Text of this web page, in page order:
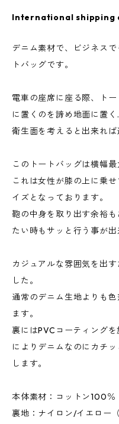
International shipping
デニム素材で、ビジネス
トバッグです。
電車の座席に座る際、ト
に置くのを諦め地面に置く
衛生面を考えると出来れば
このトートバッグは横幅
これは女性が膝の上に乗
イズとなっております。
鞄の中身を取り出す余裕
たい時もサッと行う事が出
カジュアルな雰囲気を出
した。
通常のデニム生地よりも
ます。
裏にはPVCコーティング
によりデニムなのにカチ
します。
本体素材：コットン100％
裏地：ナイロン/イエロー